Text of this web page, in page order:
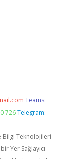
Teams:
726 Telegram:
Bilgi Teknolojileri
Yer Sağlayıcı